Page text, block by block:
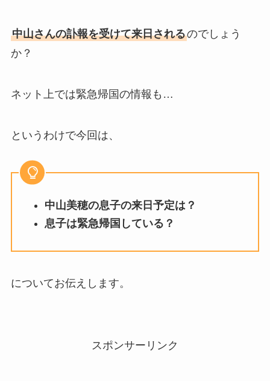
中山さんの訃報を受けて来日されるのでしょう
か？
ネット上では緊急帰国の情報も…
というわけで今回は、
中山美穂の息子の来日予定は？
息子は緊急帰国している？
についてお伝えします。
スポンサーリンク